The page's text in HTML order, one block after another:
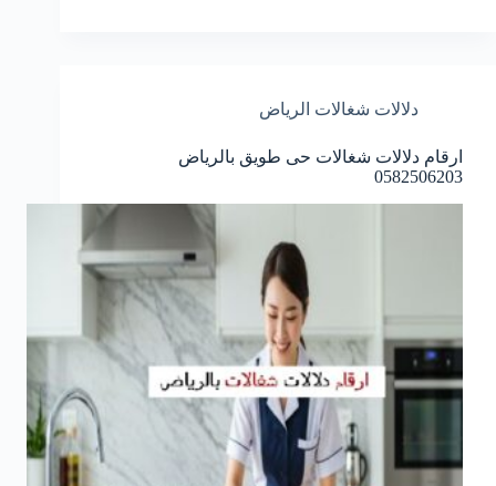
دلالات شغالات الرياض
ارقام دلالات شغالات حى طويق بالرياض
0582506203